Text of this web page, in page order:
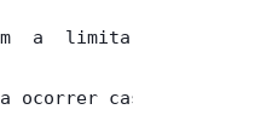
a  limitar  o
caso o